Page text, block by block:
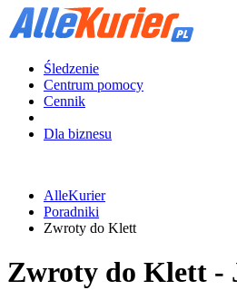
Śledzenie
Centrum pomocy
Cennik
Dla biznesu
AlleKurier
Poradniki
Zwroty do Klett
Zwroty do Klett -